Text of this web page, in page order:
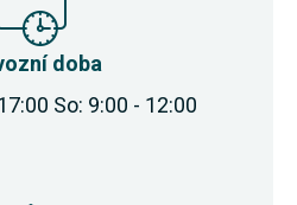
doba
So: 9:00 - 12:00